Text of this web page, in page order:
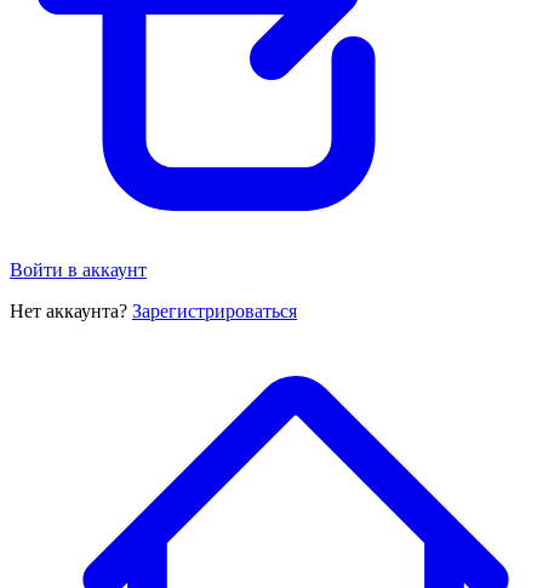
Войти в аккаунт
Нет аккаунта? Зарегистрироваться